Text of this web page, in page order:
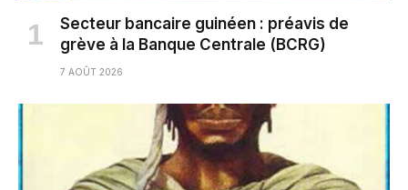
Secteur bancaire guinéen : préavis de
grève à la Banque Centrale (BCRG)
7 AOÛT 2026